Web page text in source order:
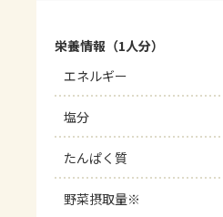
栄養情報（1人分）
エネルギー
塩分
たんぱく質
野菜摂取量※